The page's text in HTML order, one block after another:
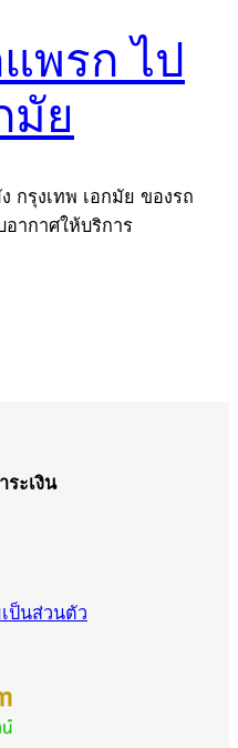
พรก ไป
มัย
กรุงเทพ เอกมัย ของรถ
ากาศให้บริการ
ระเงิน
ป็นส่วนตัว